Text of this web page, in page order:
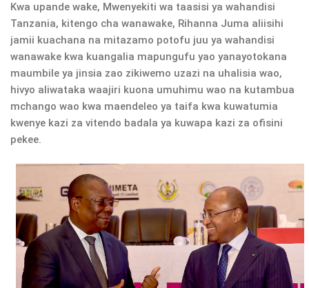
Kwa upande wake, Mwenyekiti wa taasisi ya wahandisi
Tanzania, kitengo cha wanawake, Rihanna Juma aliisihi
jamii kuachana na mitazamo potofu juu ya wahandisi
wanawake kwa kuangalia mapungufu yao yanayotokana
maumbile ya jinsia zao zikiwemo uzazi na uhalisia wao,
hivyo aliwataka waajiri kuona umuhimu wao na kutambua
mchango wao kwa maendeleo ya taifa kwa kuwatumia
kwenye kazi za vitendo badala ya kuwapa kazi za ofisini
pekee.